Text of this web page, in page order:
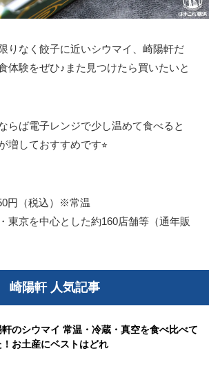
りなく餃子に近いシウマイ、崎陽軒だ
体験をぜひ♪また見つけたら買いたいと
らば電子レンジで少し温めて食べると
増しておすすめです⭐︎
円（税込）※常温
東京を中心とした約160店舗等（通年販
崎陽軒 人気記事
軒のシウマイ 常温・冷蔵・真空を食べ比べて
！お土産にベストはどれ